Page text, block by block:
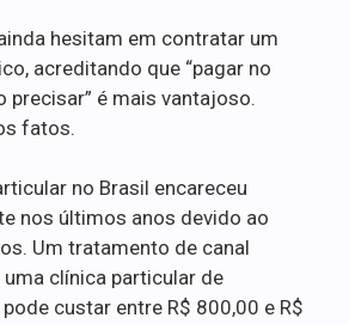
hesitam em contratar um
acreditando que “pagar no
precisar” é mais vantajoso.
fatos.
no Brasil encareceu
nos últimos anos devido ao
Um tratamento de canal
clínica particular de
custar entre R$ 800,00 e R$